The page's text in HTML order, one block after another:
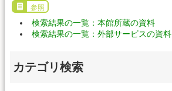
参照
検索結果の一覧：本館所蔵の資料
検索結果の一覧：外部サービスの資料
カテゴリ検索